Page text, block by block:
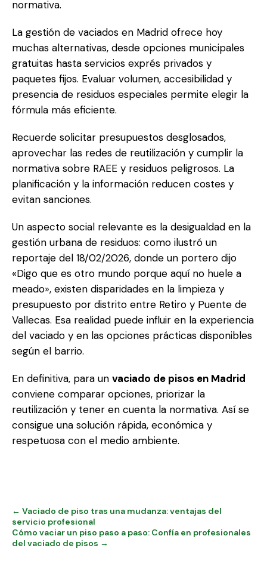
normativa.
La gestión de vaciados en Madrid ofrece hoy
muchas alternativas, desde opciones municipales
gratuitas hasta servicios exprés privados y
paquetes fijos. Evaluar volumen, accesibilidad y
presencia de residuos especiales permite elegir la
fórmula más eficiente.
Recuerde solicitar presupuestos desglosados,
aprovechar las redes de reutilización y cumplir la
normativa sobre RAEE y residuos peligrosos. La
planificación y la información reducen costes y
evitan sanciones.
Un aspecto social relevante es la desigualdad en la
gestión urbana de residuos: como ilustró un
reportaje del 18/02/2026, donde un portero dijo
«Digo que es otro mundo porque aquí no huele a
meado», existen disparidades en la limpieza y
presupuesto por distrito entre Retiro y Puente de
Vallecas. Esa realidad puede influir en la experiencia
del vaciado y en las opciones prácticas disponibles
según el barrio.
En definitiva, para un vaciado de pisos en Madrid
conviene comparar opciones, priorizar la
reutilización y tener en cuenta la normativa. Así se
consigue una solución rápida, económica y
respetuosa con el medio ambiente.
← Vaciado de piso tras una mudanza: ventajas del
servicio profesional
Cómo vaciar un piso paso a paso: Confía en profesionales
del vaciado de pisos →